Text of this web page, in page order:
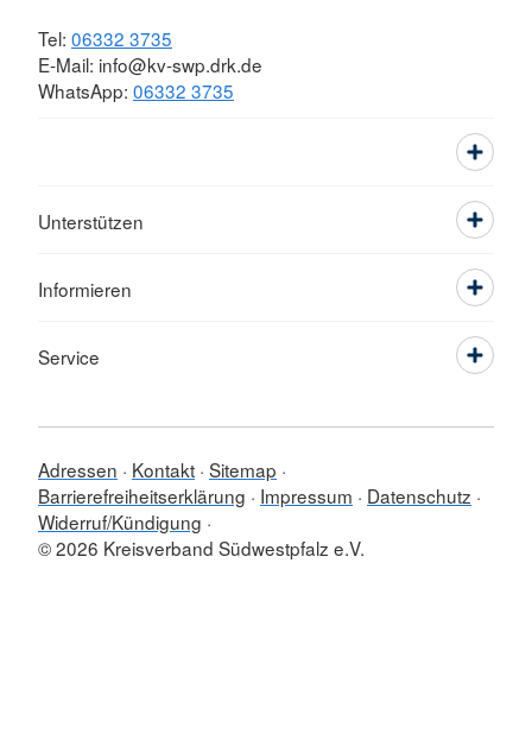
Tel: 06332 3735
E-Mail: info@kv-swp.drk.de
WhatsApp: 06332 3735
Unterstützen
Informieren
Service
Adressen Kontakt Sitemap
Barrierefreiheitserklärung
Impressum
Datenschutz
Widerruf/Kündigung
© 2026 Kreisverband Südwestpfalz e.V.